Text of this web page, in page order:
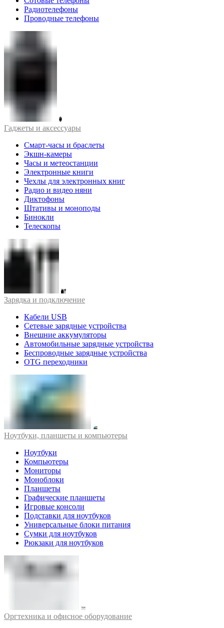
Радиотелефоны
Проводные телефоны
Гаджеты и аксессуары
Смарт-часы и браслеты
Экшн-камеры
Часы и метеостанции
Электронные книги
Чехлы для электронных книг
Радио и видео няни
Диктофоны
Штативы и моноподы
Бинокли
Телескопы
Зарядка и подключение
Кабели USB
Сетевые зарядные устройства
Внешние аккумуляторы
Автомобильные зарядные устройства
Беспроводные зарядные устройства
OTG переходники
Ноутбуки, планшеты и компьютеры
Ноутбуки
Компьютеры
Мониторы
Моноблоки
Планшеты
Графические планшеты
Игровые консоли
Подставки для ноутбуков
Универсальные блоки питания
Сумки для ноутбуков
Рюкзаки для ноутбуков
Оргтехника и офисное оборудование